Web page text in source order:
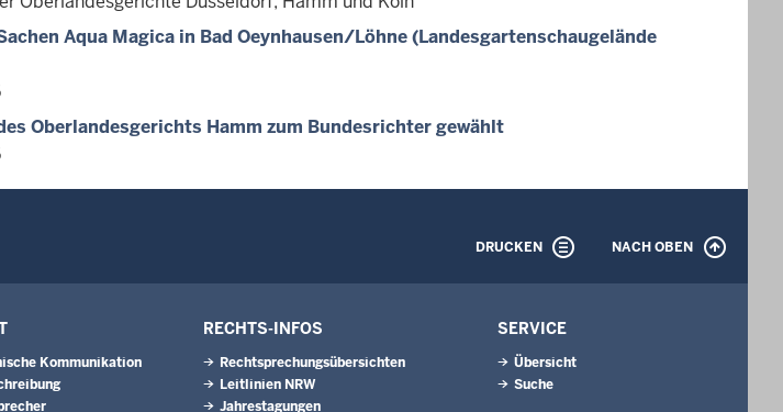
Aqua Magica in Bad Oeynhausen/Löhne (Landesgartenschaugelände
Oberlandesgerichts Hamm zum Bundesrichter gewählt
DRUCKEN NACH OBEN
Kommunikation
RECHTS-INFOS
Rechtsprechungsübersichten
Leitlinien NRW
Jahrestagungen
SERVICE
Übersicht
Suche